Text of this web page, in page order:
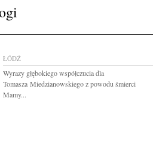
ŁÓDŹ
Wyrazy głębokiego współczucia dla
Tomasza Miedzianowskiego z powodu śmierci
Mamy...